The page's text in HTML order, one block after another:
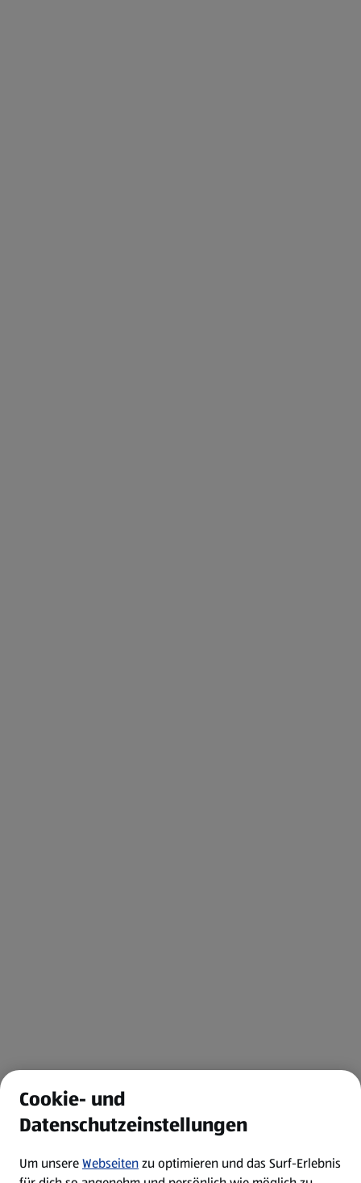
Cookie- und
Datenschutzeinstellungen
Um unsereWebseitenzu optimieren und das Surf-Erlebnis